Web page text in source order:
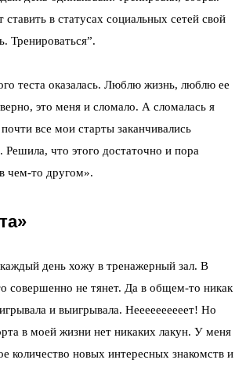
в статусах социальных сетей свой
Тренироваться”.
теста оказалась. Люблю жизнь, люблю ее
это меня и сломало. А сломалась я
все мои старты заканчивались
Решила, что этого достаточно и пора
чем-то другом».
день хожу в тренажерный зал. В
совершенно не тянет. Да в общем-то никак
и выигрывала. Неееееееееет! Но
в моей жизни нет никаких лакун. У меня
количество новых интересных знакомств и